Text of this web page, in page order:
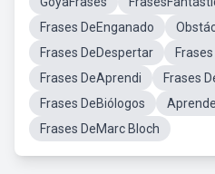
Frases DeEnganado
Frases DeDespertar
Frases DeAprendi
Frases
Frases DeBiólogos
Frases DeMarc Bloch